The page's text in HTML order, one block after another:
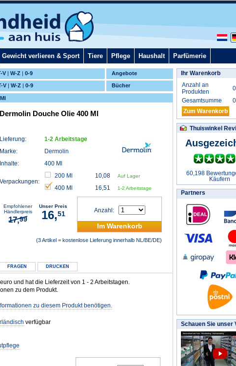
Gewicht verlieren & Sport Tiere Pflege Haushalt Parfümerie
Angebote
V | W-Z | 0-9
Bücher
V | W-Z | 0-9
Dermolin Douche Olie 400 Ml
Lieferung:
1-2 Arbeitstage
Marke:
Dermolin
Inhalte:
400 Ml
Verpackungen:
200 Ml 10,08 Auf Lager
400 Ml 16,51 1-2 Arbeitstage
Anzahl:
Im Warenkorb
Empfohlener
Händlerpreis
17,99
Unser Preis
16,51
(3 Artikel = kostenlose Lieferung innerhalb NL/BE/DE)
FRAGEN DRUCKEN
und hat die Lieferzeit von 1 - 2 Arbeitstagen.
zu dem Produkt.
zu diesem Produkt benötigen.
verfügbar
Ihr Warenkorb
Anzahl an
Produkten
0
Gesamtsumme
Zum Warenkorb
Thuiswinkel
60,198
Käufern
Partners
Schauen Sie unser